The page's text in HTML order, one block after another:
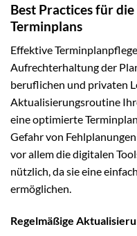
Best Practices für
Terminplans
Effektive
Aufrechterhaltung der
beruflichen und privaten
Aktualisierungsroutine
eine optimierte
Gefahr von
vor allem die digitalen
nützlich, da sie eine
ermöglichen.
Regelmäßige